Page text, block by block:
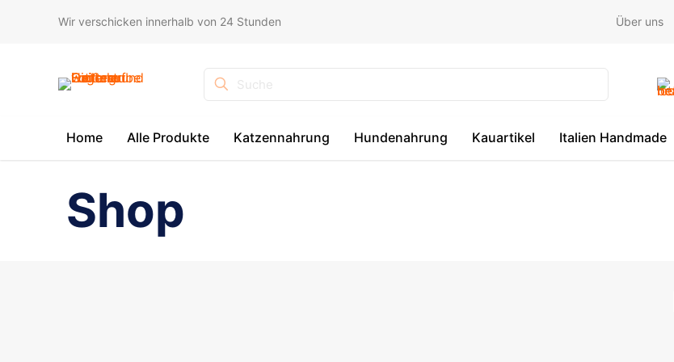
Wir verschicken innerhalb von 24 Stunden Über uns
Suche
Home Alle Produkte Katzennahrung Hundenahrung Kauartikel Italien Handmade
Shop